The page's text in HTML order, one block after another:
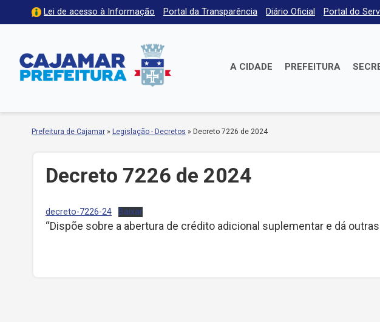
Lei de acesso à Informação Portal da Transparência Diário Oficial Portal do
A CIDADE PREFEITURA
Prefeitura de Cajamar » Legislação - Decretos » Decreto 7226 de 2024
Decreto 7226 de 2024
decreto-7226-24 Baixar
“Dispõe sobre a abertura de crédito adicional suplementar e dá